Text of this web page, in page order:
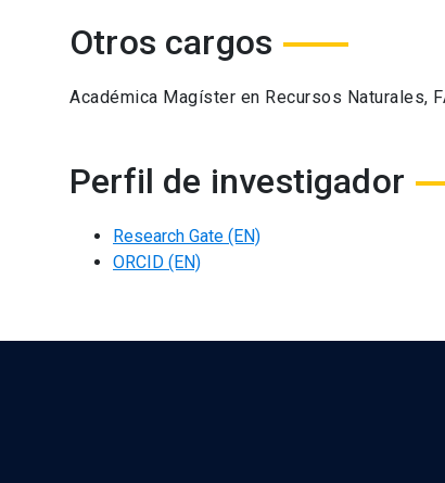
Otros cargos
Académica Magíster en Recursos Naturales,
Perfil de investigador
Research Gate (EN)
ORCID (EN)